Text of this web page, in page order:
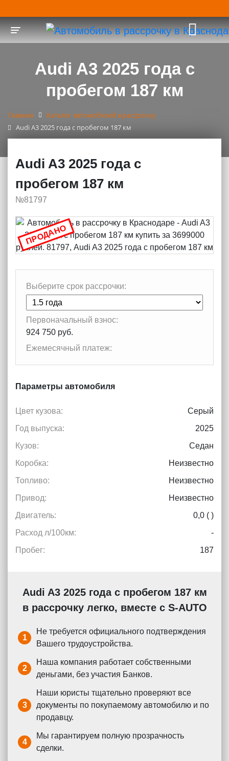
Toggle navigation
Audi A3 2025 года с
пробегом 187 км
Главная
Каталог автомобилей в рассрочку
Audi A3 2025 года с пробегом 187 км
Audi A3 2025 года с
пробегом 187 км
№81797
Выберите срок рассрочки:
Первоначальный взнос:
924 750 руб.
Ежемесячный платеж:
Параметры автомобиля
Цвет кузова:
Серый
Год выпуска:
2025
Кузов:
Седан
Коробка:
Неизвестно
Топливо:
Неизвестно
Привод:
Неизвестно
Двигатель:
0,0 ( )
Расход л/100км:
-
Пробег:
187
ПРОДАНО
Audi A3 2025 года с пробегом 187 км
в рассрочку легко, вместе с S-AUTO
1
Не требуется официального подтверждения
Вашего трудоустройства.
2
Наша компания работает собственными
деньгами, без участия Банков.
3
Наши юристы тщательно проверяют все
документы по покупаемому автомобилю и по
продавцу.
4
Мы гарантируем полную прозрачность
сделки.